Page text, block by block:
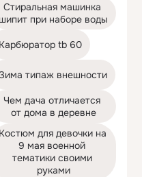
Стиральная машинка
шипит при наборе воды
Карбюратор tb 60
типаж внешности
Чем дача отличается
от дома в деревне
Костюм для девочки на
9 мая военной
тематики своими
руками